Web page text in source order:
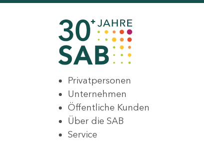
Privatpersonen
Unternehmen
Öffentliche Kunden
Über die SAB
Service